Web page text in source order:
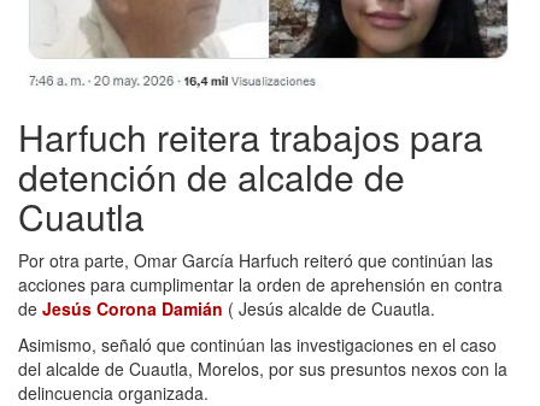
Harfuch reitera trabajos para
detención de alcalde de
Cuautla
Por otra parte, Omar García Harfuch reiteró que continúan las
acciones para cumplimentar la orden de aprehensión en contra
de Jesús Corona Damián ( Jesús alcalde de Cuautla.
Asimismo, señaló que continúan las investigaciones en el caso
del alcalde de Cuautla, Morelos, por sus presuntos nexos con la
delincuencia organizada.